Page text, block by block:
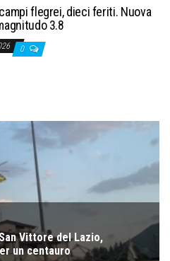
flegrei, dieci feriti. Nuova
3.8
0